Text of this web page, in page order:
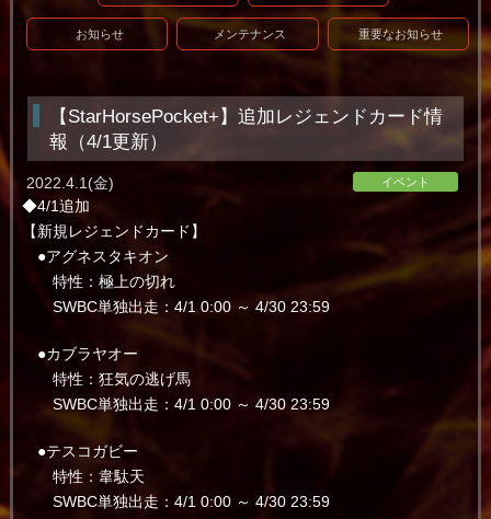
お知らせ メンテナンス 重要なお知らせ
【StarHorsePocket+】追加レジェンドカード情
報（4/1更新）
イベント
2022.4.1(金)
◆4/1追加
【新規レジェンドカード】
●アグネスタキオン
特性：極上の切れ
SWBC単独出走：4/1 0:00 ～ 4/30 23:59
●カブラヤオー
特性：狂気の逃げ馬
SWBC単独出走：4/1 0:00 ～ 4/30 23:59
●テスコガビー
特性：韋駄天
SWBC単独出走：4/1 0:00 ～ 4/30 23:59